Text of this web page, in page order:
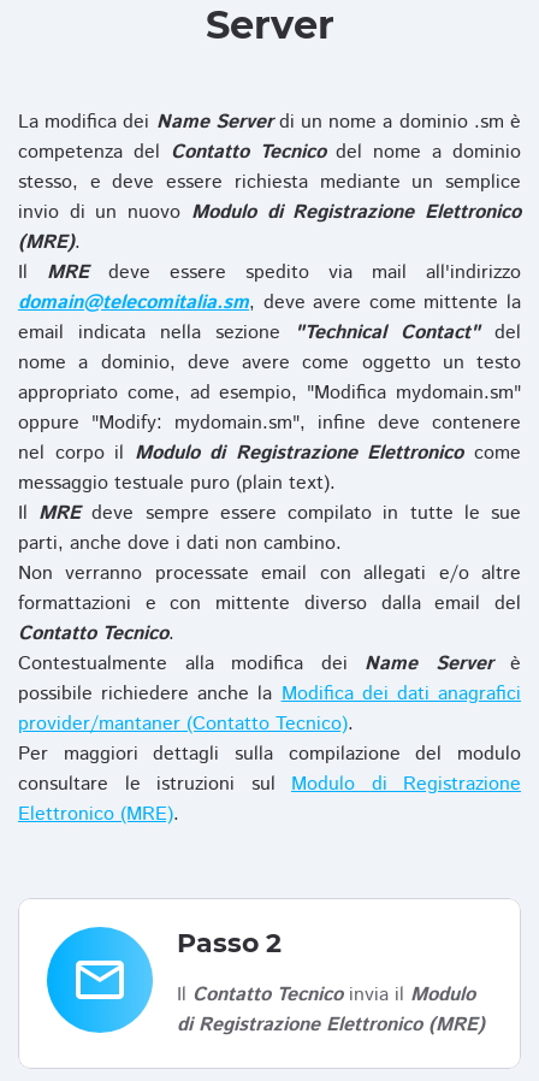
Server
La modifica dei Name Serverdi un nome a dominio .sm è
competenza del Contatto Tecnicodel nome a dominio
stesso, e deve essere richiesta mediante un semplice
invio di un nuovo Modulo di Registrazione Elettronico
(MRE).
Il MREdeve essere spedito via mail all'indirizzo
domain@telecomitalia.sm, deve avere come mittente la
email indicata nella sezione
"Technical Contact"del
nome a dominio, deve avere come oggetto un testo
appropriato come, ad esempio, "Modifica mydomain.sm"
oppure "Modify: mydomain.sm", infine deve contenere
nel corpo il Modulo di Registrazione Elettronicocome
messaggio testuale puro (plain text).
Il MREdeve sempre essere compilato in tutte le sue
parti, anche dove i dati non cambino.
Non verranno processate email con allegati e/o altre
formattazioni e con mittente diverso dalla email del
Contatto Tecnico.
Contestualmente alla modifica dei Name Serverè
possibile richiedere anche laModifica dei dati anagrafici
provider/mantaner (Contatto Tecnico).
Per maggiori dettagli sulla compilazione del modulo
consultare le istruzioni sul Modulo di Registrazione
Elettronico (MRE).
email
Passo 2
Il Contatto Tecnicoinvia il Modulo
di Registrazione Elettronico (MRE)